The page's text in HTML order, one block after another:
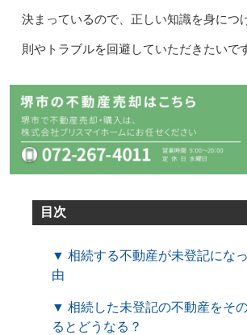
決まっているので、正しい知識を身につ
則やトラブルを回避していただきたいで
目次
▼ 相続する不動産が未登記にな
由
▼ 相続した未登記の不動産をそ
るとどうなる？